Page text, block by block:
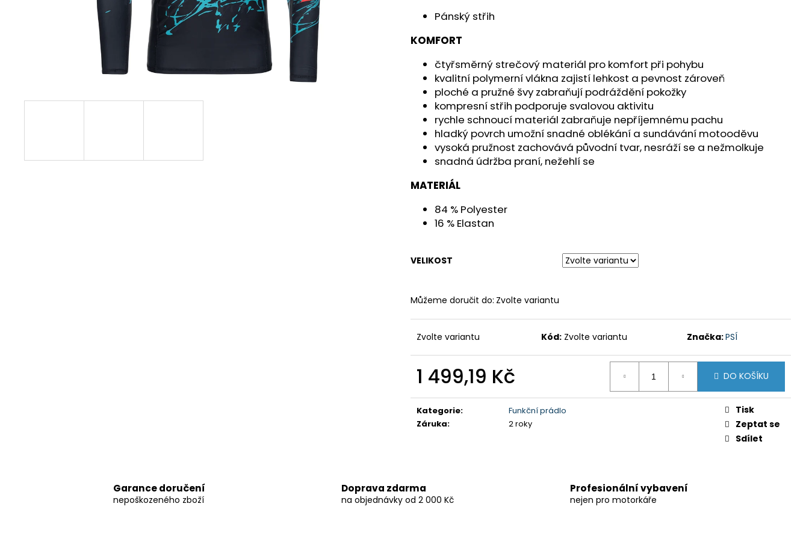
Pánský střih
KOMFORT
čtyřsměrný strečový materiál pro komfort při pohybu
kvalitní polymerní vlákna zajistí lehkost a pevnost zároveň
ploché a pružné švy zabraňují podráždění pokožky
kompresní střih podporuje svalovou aktivitu
rychle schnoucí materiál zabraňuje nepříjemnému pachu
hladký povrch umožní snadné oblékání a sundávání motooděvu
vysoká pružnost zachovává původní tvar, nesráží se a nežmolkuje
snadná údržba praní, nežehlí se
MATERIÁL
84 % Polyester
16 % Elastan
VELIKOST
Můžeme doručit do: Zvolte variantu
Zvolte variantu Kód: Zvolte variantu Značka:PSÍ
1 499,19 Kč
cena:
DO KOŠÍKU
Kategorie:
Funkční prádlo
Záruka: 2 roky
Tisk
Zeptat se
Sdílet
Garance doručení
nepoškozeného zboží
Doprava zdarma
na objednávky od 2 000 Kč
Profesionální vybavení
nejen pro motorkáře
8 797,38 Kč
199 900 Kč
Původně: 219 900 Kč